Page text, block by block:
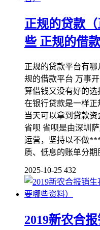
正规的贷款
些 正规的借款
正规的贷款平台有
规的借款平台 万事
算借钱又没有好的
在银行贷款是一样
当天可以拿到贷款
省呗 省呗是由深圳
运营，坚持以不做
质、低息的账单分
2025-10-25 432
2019新农合